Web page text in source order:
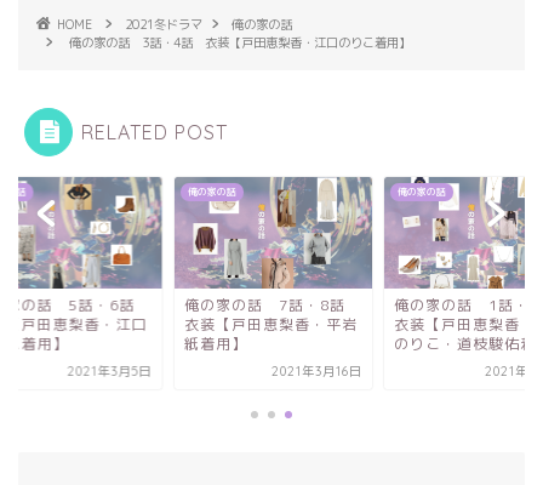
HOME 2021冬ドラマ
俺の家の話
俺の家の話 3話・4話 衣装【戸田恵梨香・江口のりこ着用】
RELATED POST
の話
家の話 5話・6話
【戸田恵梨香・江口
着用】
2021年3月5日
俺の家の話
俺の家の話 7話・8話
衣装【戸田恵梨香・平岩
紙着用】
2021年3月16日
俺の家の話
俺の家の話 1話
衣装【戸田恵梨香・
のりこ・道枝駿佑着
2021年2